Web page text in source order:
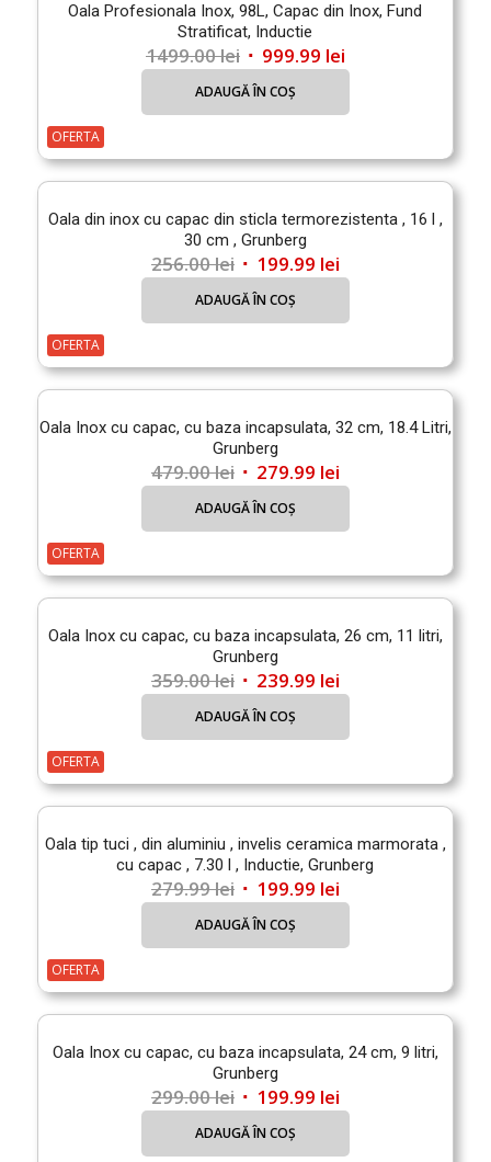
Oala Profesionala Inox, 98L, Capac din Inox, Fund
Stratificat, Inductie
1499.00lei Prețul
inițial
1499.00 lei.
999.99 leiPrețul
curent
este:
ADAUGĂ ÎN COȘ
OFERTA
Oala din inox cu capac din sticla termorezistenta , 16 l ,
30 cm , Grunberg
256.00lei Prețul
inițial
256.00 lei.
199.99 leiPrețul
curent
este:
ADAUGĂ ÎN COȘ
OFERTA
Oala Inox cu capac, cu baza incapsulata, 32 cm, 18.4 Litri,
Grunberg
479.00lei Prețul
inițial
479.00 lei.
279.99 leiPrețul
curent
este:
ADAUGĂ ÎN COȘ
OFERTA
Oala Inox cu capac, cu baza incapsulata, 26 cm, 11 litri,
Grunberg
359.00lei Prețul
inițial
359.00 lei.
239.99 leiPrețul
curent
este:
ADAUGĂ ÎN COȘ
OFERTA
Oala tip tuci , din aluminiu , invelis ceramica marmorata ,
cu capac , 7.30 l , Inductie, Grunberg
279.99lei Prețul
inițial
279.99 lei.
199.99 leiPrețul
curent
este:
ADAUGĂ ÎN COȘ
OFERTA
Oala Inox cu capac, cu baza incapsulata, 24 cm, 9 litri,
Grunberg
299.00lei Prețul
inițial
199.99 leiPrețul
curent
este:
ADAUGĂ ÎN COȘ